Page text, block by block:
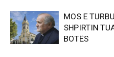
MOS E
SHPIRTIN
BOTËS